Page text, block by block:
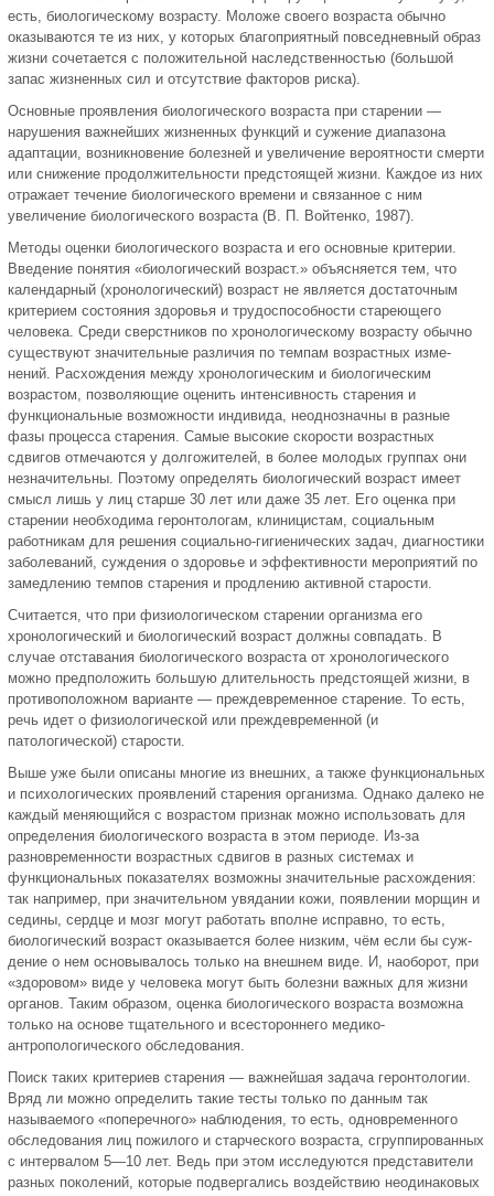
есть, биологическому возрасту. Моложе своего возраста обычно
оказываются те из них, у ко­торых благоприятный повседневный образ
жизни сочетается с положительной наследственностью (большой
запас жизнен­ных сил и отсутствие факторов риска).
Основные проявления биологического возраста при старе­нии —
нарушения важнейших жизненных функций и суже­ние диапазона
адаптации, возникновение болезней и увеличе­ние вероятности смерти
или снижение продолжительности предстоящей жизни. Каждое из них
отражает течение биоло­гического времени и связанное с ним
увеличение биологичес­кого возраста (В. П. Войтенко, 1987).
Методы оценки биологического возраста и его основные критерии.
Введение понятия «биологи­ческий возраст.» объясняется тем, что
календарный (хроноло­гический) возраст не является достаточным
критерием состо­яния здоровья и трудоспособности стареющего
человека. Сре­ди сверстников по хронологическому возрасту обычно
суще­ствуют значительные различия по темпам возрастных изме­
нений. Расхождения между хронологическим и биологичес­ким
возрастом, позволяющие оценить интенсивность старе­ния и
функциональные возможности индивида, неоднознач­ны в разные
фазы процесса старения. Самые высокие скорос­ти возрастных
сдвигов отмечаются у долгожителей, в более молодых группах они
незначительны. Поэтому определять биологический возраст имеет
смысл лишь у лиц старше 30 лет или даже 35 лет. Его оценка при
старении необходима геронтологам, клиницистам, социальным
работникам для ре­шения социально-гигиенических задач, диагностики
заболе­ваний, суждения о здоровье и эффективности мероприятий по
замедлению темпов старения и продлению активной старости.
Считается, что при физиологическом старении организма его
хронологический и биологический возраст должны совпа­дать. В
случае отставания биологического возраста от хроно­логического
можно предположить большую длительность пред­стоящей жизни, в
противоположном варианте — преждевре­менное старение. То есть,
речь идет о физиологической или преждевременной (и
патологической) старости.
Выше уже были описаны многие из внешних, а также функ­циональных
и психологических проявлений старения орга­низма. Однако далеко не
каждый меняющийся с возрастом признак можно использовать для
определения биологического возраста в этом периоде. Из-за
разновременности возраст­ных сдвигов в разных системах и
функциональных показате­лях возможны значительные расхождения:
так например, при значительном увядании кожи, появлении морщин и
седины, сердце и мозг могут работать вполне исправно, то есть,
биоло­гический возраст оказывается более низким, чём если бы суж­
дение о нем основывалось только на внешнем виде. И, наобо­рот, при
«здоровом» виде у человека могут быть болезни важ­ных для жизни
органов. Таким образом, оценка биологичес­кого возраста возможна
только на основе тщательного и все­стороннего медико-
антропологического обследования.
Поиск таких критериев старения — важнейшая задача ге­ронтологии.
Вряд ли можно определить такие тесты только по данным так
называемого «поперечного» наблюдения, то есть, одновременного
обследования лиц пожилого и старчес­кого возраста, сгруппированных
с интервалом 5—10 лет. Ведь при этом исследуются представители
разных поколений, ко­торые подвергались воздействию неодинаковых